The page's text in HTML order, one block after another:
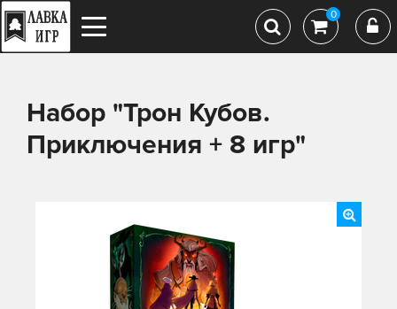
0
Набор "Трон Кубов.
Приключения + 8 игр"